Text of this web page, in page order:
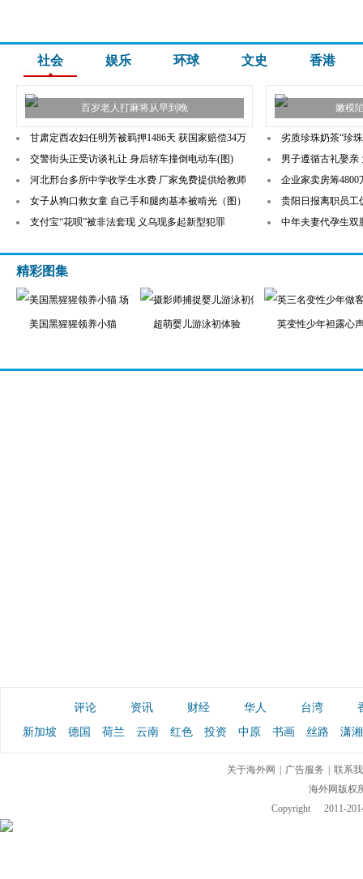
社会 娱乐 环球 文史 香港
百岁老人打麻将从早到晚 嫩模
甘肃定西农妇任明芳被羁押1486天 获国家赔偿34万
交警街头正受访谈礼让 身后轿车撞倒电动车(图)
河北邢台多所中学收学生水费 厂家免费提供给教师
女子从狗口救女童 自己手和腿肉基本被啃光（图）
支付宝“花呗”被非法套现 义乌现多起新型犯罪
劣质珍珠奶茶“珍
男子遵循古礼娶亲
企业家卖房筹
贵阳日报离职员工
中年夫妻代孕生双
精彩图集
美国黑猩猩领养小猫 超萌婴儿游泳初体验 英变性少年袒露心
评论 资讯 财经 华人 台湾
新加坡
德国 荷兰 云南 红色 投资 中原 书画 丝路 潇湘
关于海外网 广告服务
联系
海外网版权
Copyright
2011-